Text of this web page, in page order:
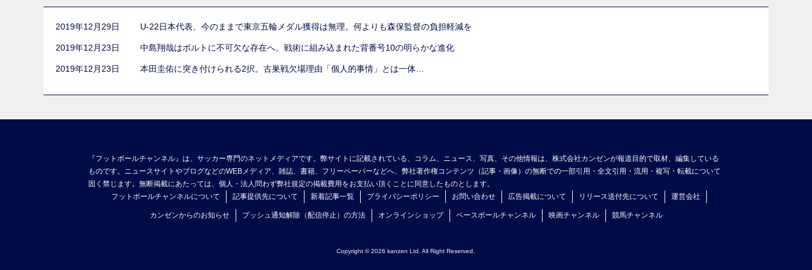
2019年12月29日 U-22日本代表、今のままで東京五輪メダル獲得は無理。何よりも森保監督の負担軽減を
2019年12月23日 中島翔哉はポルトに不可欠な存在へ。戦術に組み込まれた背番号10の明らかな進化
2019年12月23日 本田圭佑に突き付けられる2択。古巣戦欠場理由「個人的事情」とは一体…
『フットボールチャンネル』は、サッカー専門のネットメディアです。弊サイトに記載されている、コラム、ニュース、写真、その他情報は、株式会社カンゼンが報道目的で取材、編集している
ものです。ニュースサイトやブログなどのWEBメディア、雑誌、書籍、フリーペーパーなどへ、弊社著作権コンテンツ（記事・画像）の無断での一部引用・全文引用・流用・複写・転載について
固く禁じます。無断掲載にあたっては、個人・法人問わず弊社規定の掲載費用をお支払い頂くことに同意したものとします。
フットボールチャンネルについて
記事提供先について 新着記事一覧 プライバシーポリシー お問い合わせ 広告掲載について リリース送付先について 運営会社
カンゼンからのお知らせ プッシュ通知解除（配信停止）の方法 オンラインショップ ベースボールチャンネル 映画チャンネル 競馬チャンネル
Copyright © 2026 kanzen Ltd. All Right Reserved.